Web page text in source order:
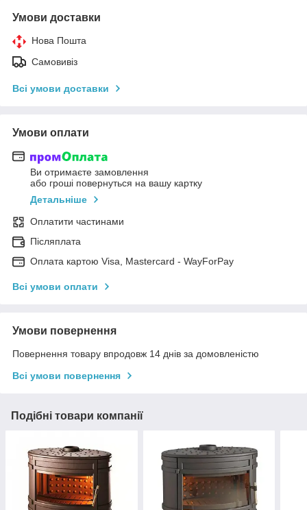
Умови доставки
Нова Пошта
Самовивіз
Всі умови доставки
Умови оплати
Ви отримаєте замовлення
або гроші повернуться на вашу картку
Детальніше
Оплатити частинами
Післяплата
Оплата картою Visa, Mastercard - WayForPay
Всі умови оплати
Умови повернення
Повернення товару впродовж 14 днів за домовленістю
Всі умови повернення
Подібні товари компанії